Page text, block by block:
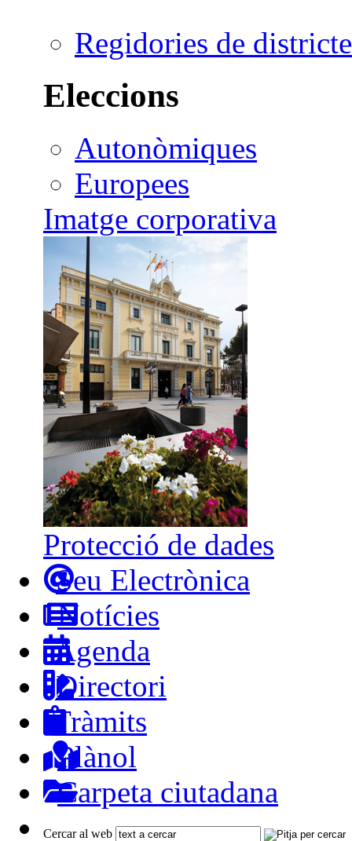
Regidories de districte
Eleccions
Autonòmiques
Europees
Imatge corporativa
Protecció de dades
Seu Electrònica
Notícies
Agenda
Directori
Tràmits
Plànol
Carpeta ciutadana
Cercar al web